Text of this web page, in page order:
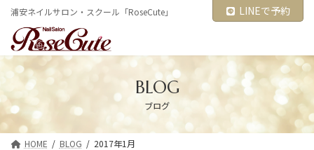
ツ
キ
ッ
シ
に
移
浦安ネイルサロン・スクール「RoseCute」 LINEで予約
BLOG
ブログ
HOME BLOG 2017年1月